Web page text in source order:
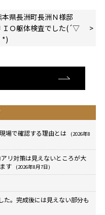
本県長洲町長洲Ｎ様邸
ＩＯ躯体検査でした(´▽
*)
場で確認する理由とは
(2026年8
リ対策は見えないところが大
す
(2026年8月7日)
た。完成後には見えない部分も